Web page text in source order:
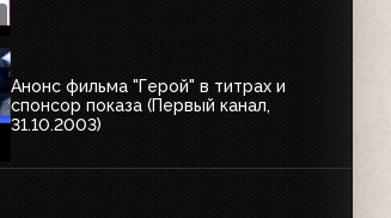
Анонс фильма "Герой" в титрах и
спонсор показа (Первый канал,
31.10.2003)